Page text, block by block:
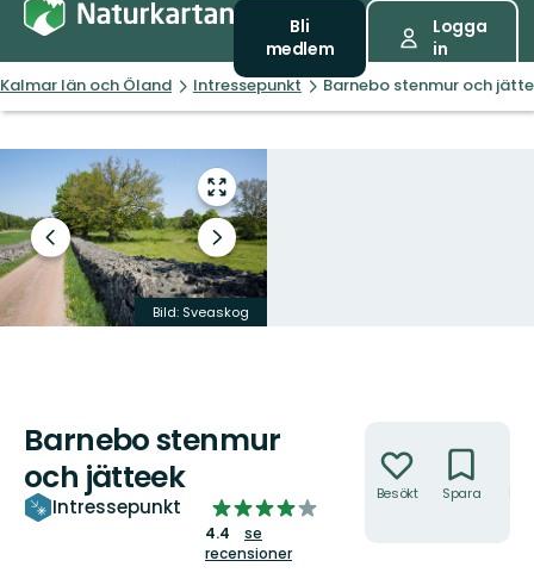
Bli
medlem
Logga
in
Kalmar län och Öland Intressepunkt Barnebo stenmur och
Gå
till
helskärmsläge
Föregående
bild
Nästa
bildspel
Bild: Sveaskog
Barnebo stenmur
och jätteek
Intressepunkt
4.367838044308633
av
5
4.4
se
recensioner
Besökt Spara